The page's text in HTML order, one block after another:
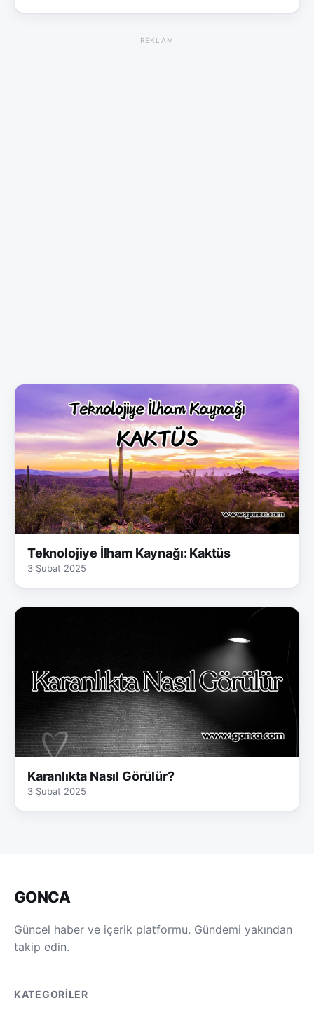
REKLAM
Teknolojiye İlham Kaynağı: Kaktüs
3 Şubat 2025
Karanlıkta Nasıl Görülür?
3 Şubat 2025
GONCA
Güncel haber ve içerik platformu. Gündemi yakından
takip edin.
KATEGORILER